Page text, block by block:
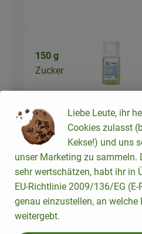
150 g
Zucker
Auswahl ändern
1 Stk
Vanillezuc
ker
Liebe Leute, ihr
Cookies zulasst
Kekse!) und uns
unser Marketing zu sammeln.
sehr wertschätzen, habt ihr in
EU-Richtlinie 2009/136/EG
genau einzustellen, an welche
weitergebt.